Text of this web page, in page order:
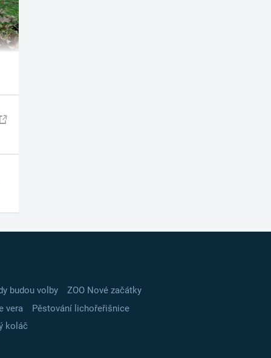
budou volby
ZOO Nové začátky
vera
Pěstování lichořeřišnice
koláč